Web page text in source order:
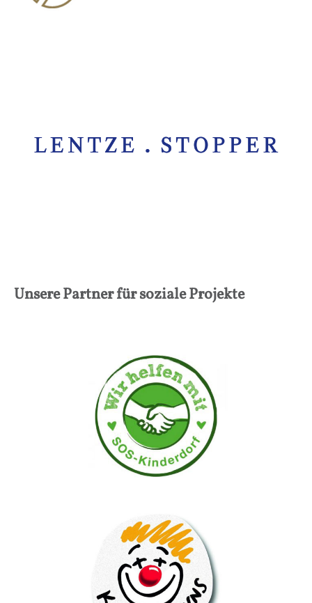
Unsere Partner für soziale Projekte